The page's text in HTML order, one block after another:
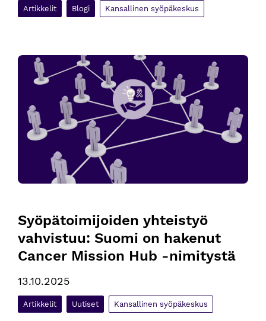
Artikkelit Blogi Kansallinen syöpäkeskus
Syöpätoimijoiden yhteistyö vahvistuu: Suomi on hakenut
Syöpätoimijoiden yhteistyö
vahvistuu: Suomi on hakenut
Cancer Mission Hub -nimitystä
13.10.2025
Artikkelit Uutiset Kansallinen syöpäkeskus